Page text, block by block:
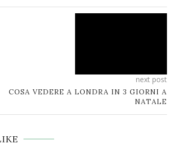
next post
COSA VEDERE A LONDRA IN 3 GIORNI A
NATALE